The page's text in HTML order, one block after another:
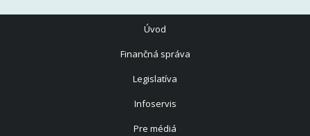
Úvod
Finančná správa
Legislatíva
Infoservis
Pre médiá